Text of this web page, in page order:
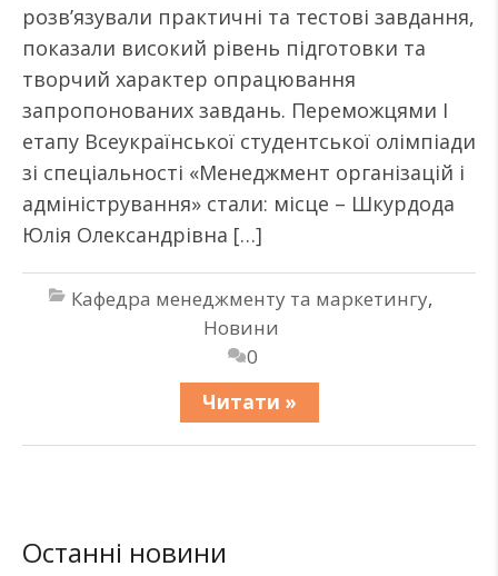
розв’язували практичні та тестові завдання,
показали високий рівень підготовки та
творчий характер опрацювання
запропонованих завдань. Переможцями І
етапу Всеукраїнської студентської олімпіади
зі спеціальності «Менеджмент організацій і
адміністрування» стали: місце – Шкурдода
Юлія Олександрівна […]
Кафедра менеджменту та маркетингу,
Новини
0
Читати »
Останні новини